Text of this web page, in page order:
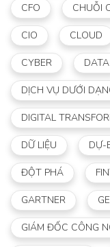
CFO CHUỖI
CIO CLOUD
CYBER DATA
DỊCH VỤ DƯỚI
DIGITAL
DỮ LIỆU DỰ-
ĐỘT PHÁ
GARTNER
GIÁM ĐỐC CÔNG